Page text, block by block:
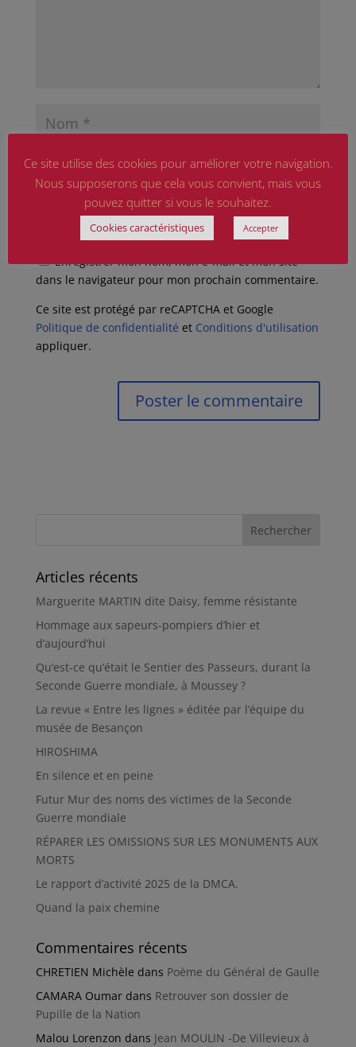
Enregistrer mon nom, mon e-mail et mon site
dans le navigateur pour mon prochain commentaire.
Ce site est protégé par reCAPTCHA et Google
Politique de confidentialité et Conditions d'utilisation
appliquer.
Articles récents
Marguerite MARTIN dite Daisy, femme résistante
Hommage aux sapeurs-pompiers d’hier et
d’aujourd’hui
Qu’est-ce qu’était le Sentier des Passeurs, durant la
Seconde Guerre mondiale, à Moussey ?
La revue « Entre les lignes » éditée par l’équipe du
musée de Besançon
HIROSHIMA
En silence et en peine
Futur Mur des noms des victimes de la Seconde
Guerre mondiale
RÉPARER LES OMISSIONS SUR LES MONUMENTS AUX
MORTS
Le rapport d’activité 2025 de la DMCA.
Quand la paix chemine
Commentaires récents
CHRETIEN Michèle dans Poème du Général de Gaulle
CAMARA Oumardans Retrouver son dossier de
Pupille de la Nation
Malou Lorenzon dans Jean MOULIN -De Villevieux à
Ce site utilise des cookies pour améliorer votre navigation.
Nous supposerons que cela vous convient, mais vous
pouvez quitter si vous le souhaitez.
Cookies caractéristiques Accepter